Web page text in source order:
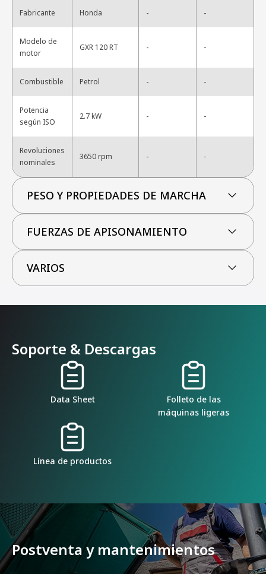
Fabricante Honda - -
Modelo de
motor
GXR 120 RT - -
Combustible Petrol - -
Potencia
según ISO
2.7 kW - -
Revoluciones
nominales
3650 rpm - -
PESO Y PROPIEDADES DE MARCHA
FUERZAS DE APISONAMIENTO
VARIOS
Soporte & Descargas
Data Sheet
Folleto de las
máquinas ligeras
Línea de productos
Postventa y mantenimientos